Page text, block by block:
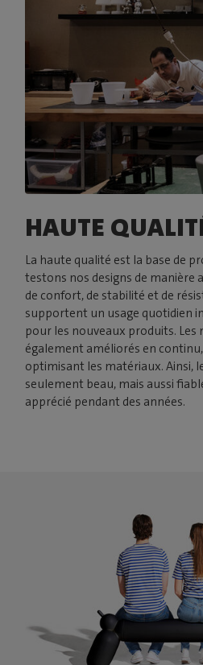
HAUTE
La haute qualité est la base de
testons nos designs de manière
de confort, de stabilité et de
supportent un usage quotidien
pour les nouveaux produits.
également améliorés en
optimisant les matériaux. Ainsi,
seulement beau, mais aussi
apprécié pendant des années.